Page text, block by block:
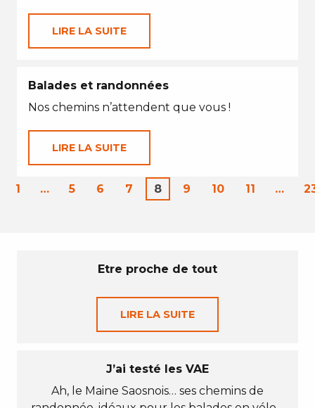
LIRE LA SUITE
Balades et randonnées
Nos chemins n’attendent que vous !
LIRE LA SUITE
1 … 5 6 7 8 9 10 11 …
Etre proche de tout
LIRE LA SUITE
J’ai testé les VAE
Ah, le Maine Saosnois… ses chemins de